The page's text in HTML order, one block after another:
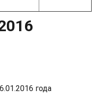
года